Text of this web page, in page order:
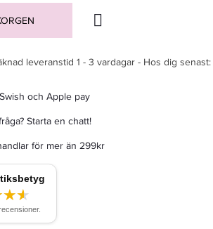
leveranstid 1 - 3 vardagar - Hos dig senast:
och Apple pay
Starta en chatt!
för mer än 299kr